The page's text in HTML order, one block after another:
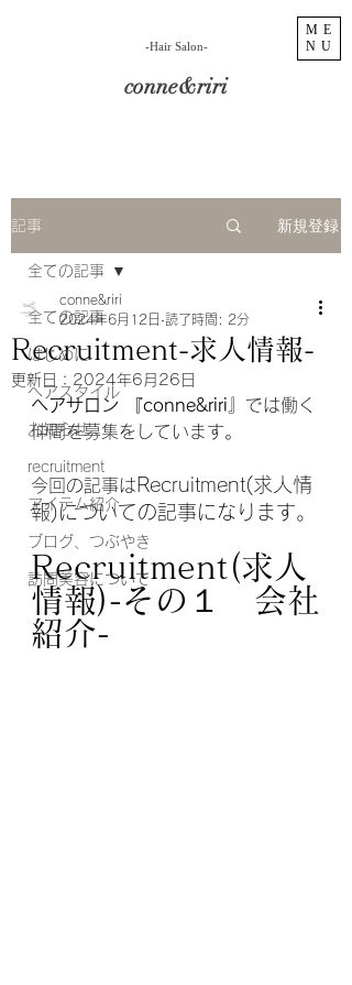
ME
NU
conne&riri
​-Hair Salon-
記事 新規登録
全ての記事
はじめに
ヘアスタイル
お知らせ
recruitment
アイテム紹介
ブログ、つぶやき
訪問美容について
全ての記事
Recruitment-求人情報-
conne&riri
2024年6月12日 読了時間: 2分
更新日： 2024年6月26日
ヘアサロン 『conne&riri 』では働く
仲間を募集をしています。
今回の記事はRecruitment(求人情
報)についての記事になります。
Recruitment(求人
情報)-その１　会社
紹介-